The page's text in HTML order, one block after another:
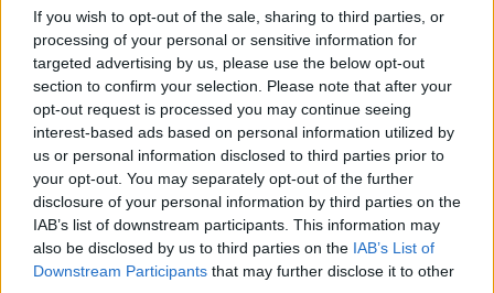
If you wish to opt-out of the sale, sharing to third parties, or
processing of your personal or sensitive information for
targeted advertising by us, please use the below opt-out
section to confirm your selection. Please note that after your
opt-out request is processed you may continue seeing
interest-based ads based on personal information utilized by
us or personal information disclosed to third parties prior to
your opt-out. You may separately opt-out of the further
disclosure of your personal information by third parties on the
IAB’s list of downstream participants. This information may
also be disclosed by us to third parties on the IAB’s List of
Downstream Participants that may further disclose it to other
nem hatalmazta fel senki egy ilyen kijelentés
megtételére.” A legendás frontember
egyetlen fia azt is hozzátette, hogy apja
gyógyulásáért sok csodálatos ember
szorított az elmúlt években. „Hála
önfeláldozó ápolójának és a temérdek
szeretetnek, mely eljutott hozzá, úgy tűnik, a
lassú, de folyamatos felépülés útjára tért.”
Ami a Kex Remake-projektet illeti, ezzel
kapcsolatban is fenntartásait hangoztatta